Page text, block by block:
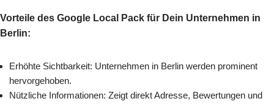
Vorteile des Google Local Pack für Dein Unternehmen in
Berlin:
Erhöhte Sichtbarkeit: Unternehmen in Berlin werden prominent
hervorgehoben.
Nützliche Informationen: Zeigt direkt Adresse, Bewertungen und